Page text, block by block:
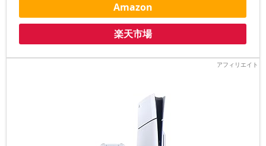
Amazon
楽天市場